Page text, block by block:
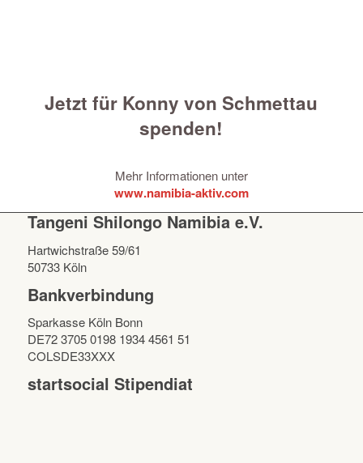
Jetzt für Konny von Schmettau
spenden!
Mehr Informationen unter
www.namibia-aktiv.com
Tangeni Shilongo Namibia e.V.
Hartwichstraße 59/61
50733 Köln
Bankverbindung
Sparkasse Köln Bonn
DE72 3705 0198 1934 4561 51
COLSDE33XXX
startsocial Stipendiat